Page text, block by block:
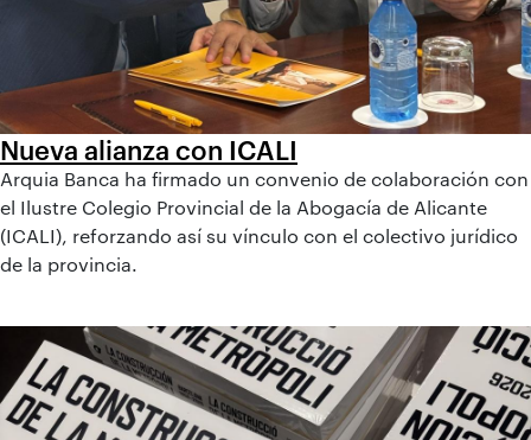
Nueva alianza con ICALI
Arquia Banca ha firmado un convenio de colaboración con
el Ilustre Colegio Provincial de la Abogacía de Alicante
(ICALI), reforzando así su vínculo con el colectivo jurídico
de la provincia.